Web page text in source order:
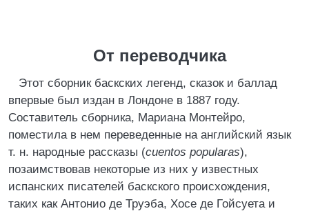
От переводчика
Этот сборник баскских легенд, сказок и баллад
впервые был издан в Лондоне в 1887 году.
Составитель сборника, Мариана Монтейро,
поместила в нем переведенные на английский язык
т. н. народные рассказы (cuentos popularas),
позаимствовав некоторые из них у известных
испанских писателей баскского происхождения,
таких как Антонио де Труэба, Хосе де Гойсуета и